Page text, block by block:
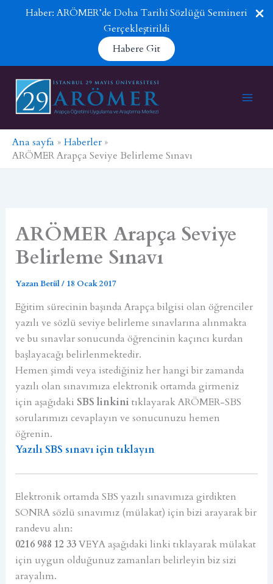
Haber: ARÖMER’de Doha Tarihî Sözlüğü Semineri
Gerçekleştirildi
Habere Git
Ana sayfa
Haberler
ARÖMER Arapça Seviye Belirleme Sınavı
ARÖMER Arapça Seviye
Belirleme Sınavı
YazanBetül/ 18 Ocak 2017
Eğitim sürecinin başında Arapça bilgisi olan öğrenciler
yazılı ve sözlü seviye belirleme sınavlarına alınmakta
ve bu sınavlar sonucunda öğrencinin kaçıncı kurdan
başlayacağı belirlenmektedir.
Hemen şimdi veya istediğiniz her hangi bir zamanda
yazılı olan sınavımıza elektronik ortamda girmeniz
için aşağıdaki SBS linkini tıklayarak ARÖMER-SBS
sorularımızı cevaplayın ve sonucunuzu hemen
öğrenin.
Yazılı SBS sınavı için tıklayın
Elektronik ortamda SBS yazılı sınavımıza girdikten
SONRA sözlü sınavımız (mülakat) için bizi arayarak bir
randevu alın:
0216 988 12 33VEYA aşağıdaki linki tıklayarak mülakat
için uygun olduğunuz zamanları belirleyin biz sizi
arayalım.